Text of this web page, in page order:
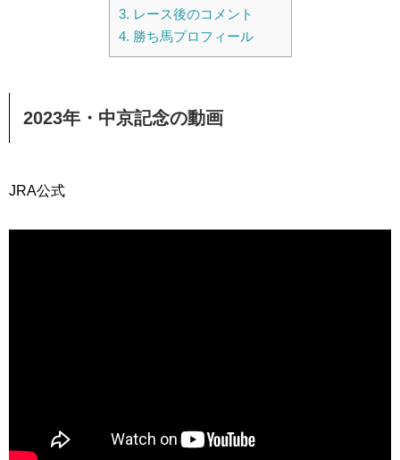
3. レース後のコメント
4. 勝ち馬プロフィール
2023年・中京記念の動画
JRA公式